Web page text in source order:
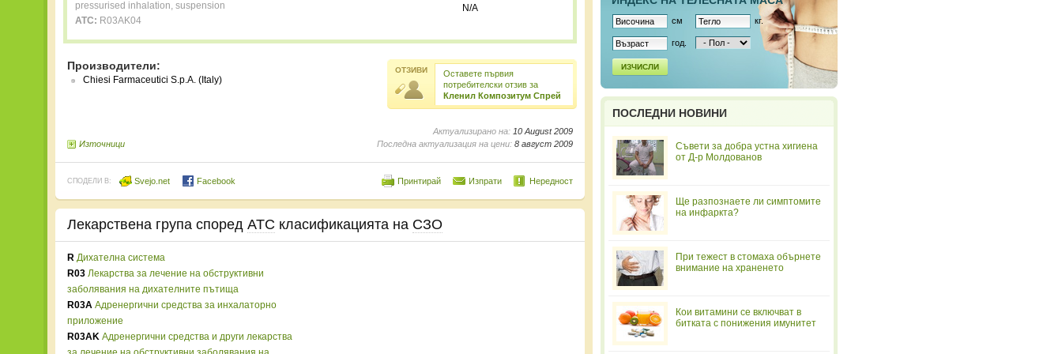
pressurised inhalation, suspension
ATC: R03AK04
N/A
ОТЗИВИ
Оставете първия
потребителски отзив за
Кленил Композитум Спрей
Производители:
Chiesi Farmaceutici S.p.A. (Italy)
Актуализирано на: 10 August 2009
Последна актуализация на цени: 8 август 2009
Източници
СПОДЕЛИ В: Нередност
Изпрати
Принтирай
Svejo.net Facebook
Лекарствена група според ATC класификацията на СЗО
R Дихателна система
R03 Лекарства за лечение на обструктивни
заболявания на дихателните пътища
R03A Адренергични средства за инхалаторно
приложение
R03AK Адренергични средства и други лекарства
см кг.
год.
ИЗЧИСЛИ
ПОСЛЕДНИ НОВИНИ
Съвети за добра устна хигиена
от Д-р Молдованов
Ще разпознаете ли симптомите
на инфаркта?
При тежест в стомаха обърнете
внимание на храненето
Кои витамини се включват в
битката с понижения имунитет